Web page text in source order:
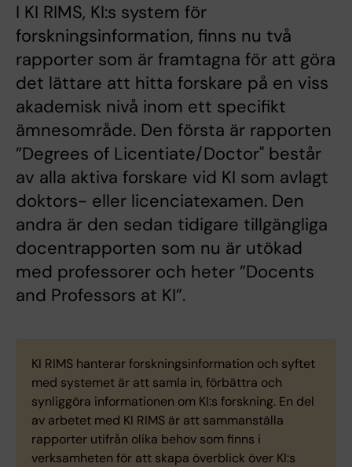
I KI RIMS, KI:s system för
forskningsinformation, finns nu två
rapporter som är framtagna för att göra
det lättare att hitta forskare på en viss
akademisk nivå inom ett specifikt
ämnesområde. Den första är rapporten
”Degrees of Licentiate/Doctor" består
av alla aktiva forskare vid KI som avlagt
doktors- eller licenciatexamen. Den
andra är den sedan tidigare tillgängliga
docentrapporten som nu är utökad
med professorer och heter ”Docents
and Professors at KI”.
KI RIMS hanterar forskningsinformation och syftet
med systemet är att samla in, förbättra och
synliggöra informationen om KI:s forskning. En del
av arbetet med KI RIMS är att sammanställa
rapporter utifrån olika behov som finns i
verksamheten för att skapa överblick över KI:s